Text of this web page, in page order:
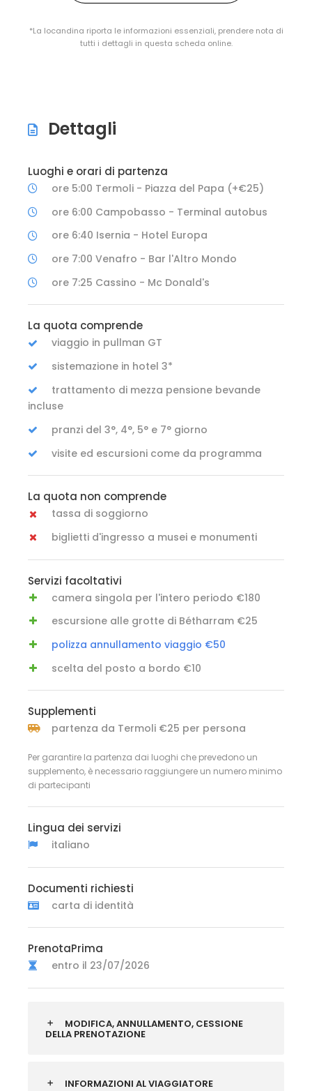
*La locandina riporta le informazioni essenziali, prendere nota di
tutti i dettagli in questa scheda online.
Dettagli
Luoghi e orari di partenza
ore 5:00 Termoli - Piazza del Papa (+€25)
ore 6:00 Campobasso - Terminal autobus
ore 6:40 Isernia - Hotel Europa
ore 7:00 Venafro - Bar l'Altro Mondo
ore 7:25 Cassino - Mc Donald's
La quota comprende
viaggio in pullman GT
sistemazione in hotel 3*
trattamento di mezza pensione bevande
incluse
pranzi del 3°, 4°, 5° e 7° giorno
visite ed escursioni come da programma
La quota non comprende
tassa di soggiorno
biglietti d'ingresso a musei e monumenti
Servizi facoltativi
camera singola per l'intero periodo €180
escursione alle grotte di Bétharram €25
polizza annullamento viaggio €50
scelta del posto a bordo €10
Supplementi
partenza da Termoli €25 per persona
Per garantire la partenza dai luoghi che prevedono un
supplemento, è necessario raggiungere un numero minimo
di partecipanti
Lingua dei servizi
italiano
Documenti richiesti
carta di identità
PrenotaPrima
entro il 23/07/2026
MODIFICA, ANNULLAMENTO, CESSIONE
DELLA PRENOTAZIONE
INFORMAZIONI AL VIAGGIATORE